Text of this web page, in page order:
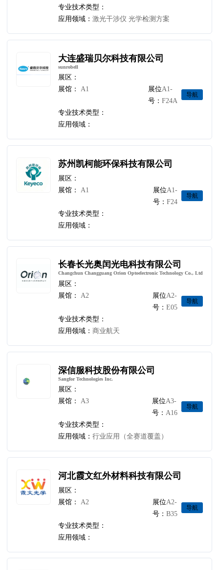
专业技术类型：
应用领域：激光干涉仪 光学检测方案
大连盛瑞贝尔科技有限公司
sunrobell
展区：
展馆：
A1
展位
号：
A1-
F24A
导航
专业技术类型：
应用领域：
苏州凯柯能环保科技有限公司
展区：
展馆：
A1
展位
号：
A1-
F24
导航
专业技术类型：
应用领域：
长春长光奥闰光电科技有限公司
Changchun Changguang Orion Optoelectronic Technology Co., Ltd
展区：
展馆：
A2
展位
号：
A2-
E05
导航
专业技术类型：
应用领域：商业航天
深信服科技股份有限公司
Sangfor Technologies Inc.
展区：
展馆：
A3
展位
号：
A3-
A16
导航
专业技术类型：
应用领域：行业应用（全赛道覆盖）
河北霞文红外材料科技有限公司
展区：
展馆：
A2
展位
号：
A2-
B35
导航
专业技术类型：
应用领域：